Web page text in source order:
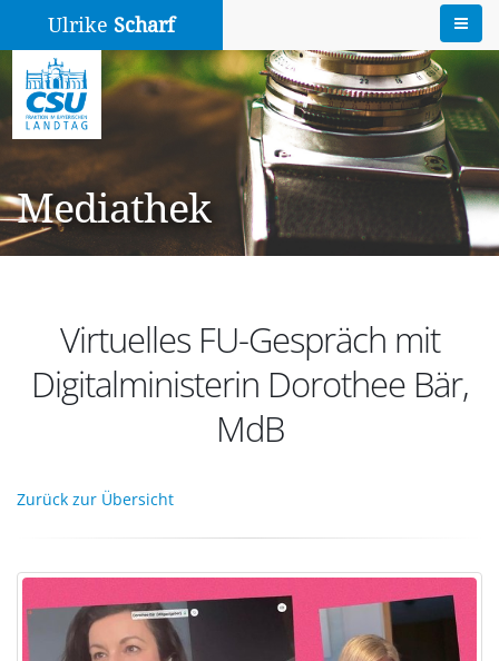
Ulrike Scharf
Mediathek
Virtuelles FU-Gespräch mit
Digitalministerin Dorothee Bär,
MdB
Zurück zur Übersicht